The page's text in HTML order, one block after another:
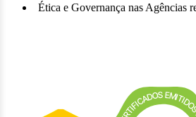
Ética e Governança nas Agências